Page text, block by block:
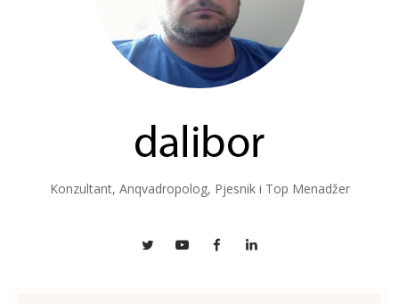
Konzultant, Anqvadropolog, Pjesnik i Top Menadžer